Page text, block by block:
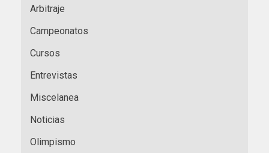
Arbitraje
Campeonatos
Cursos
Entrevistas
Miscelanea
Noticias
Olimpismo